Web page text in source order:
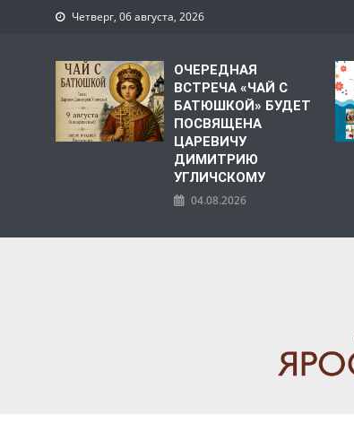
Четверг, 06 августа, 2026
ОЧЕРЕДНАЯ
ВСТРЕЧА «ЧАЙ С
БАТЮШКОЙ» БУДЕТ
ПОСВЯЩЕНА
ЦАРЕВИЧУ
ДИМИТРИЮ
УГЛИЧСКОМУ
04.08.2026